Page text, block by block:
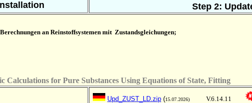
Step 2:
an Reinstoffsystemen mit Zustandsgleichungen;
Calculations for Pure Substances Using Equations of State, Fitting
Upd_ZUST_LD.zip (15 .07.2026) V.6.14.11